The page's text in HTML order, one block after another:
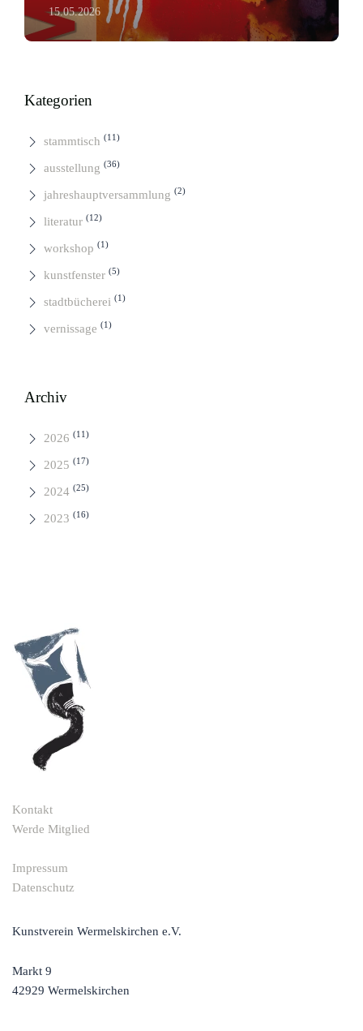
15.05.2026
Kategorien
stammtisch (11)
ausstellung (36)
jahreshauptversammlung (2)
literatur (12)
workshop (1)
kunstfenster (5)
stadtbücherei (1)
vernissage (1)
Archiv
2026 (11)
2025 (17)
2024 (25)
2023 (16)
Kontakt
Werde Mitglied
Impressum
Datenschutz
Kunstverein Wermelskirchen e.V.
Markt 9
42929 Wermelskirchen